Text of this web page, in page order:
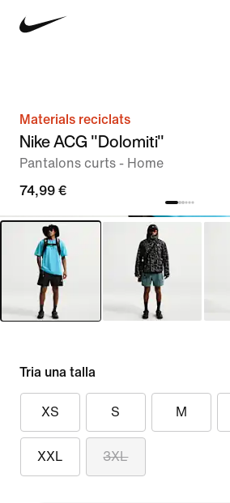
Materials reciclats
Nike ACG "Dolomiti"
Pantalons curts - Home
74,99 €
Tria una talla
XS S M
XXL 3XL